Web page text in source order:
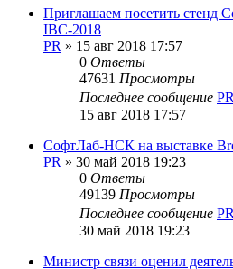
Приглашаем посетить стенд
IBC-2018
PR » 15 авг 2018 17:57
0 Ответы
47631 Просмотры
Последнее сообщение PR
15 авг 2018 17:57
СофтЛаб-НСК на выставке
PR » 30 май 2018 19:23
0 Ответы
49139 Просмотры
Последнее сообщение PR
30 май 2018 19:23
Министр связи оценил